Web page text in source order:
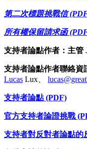
第二次標題挑戰信
所有權保留請求函
支持者論點作者：主管
支持者論點作者聯絡資
Lucas Lux、
支持者論點 (PDF)
官方支持者論證挑戰
支持者對反對者論點的